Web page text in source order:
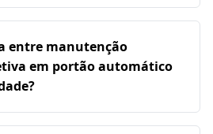
entre manutenção
em portão automático